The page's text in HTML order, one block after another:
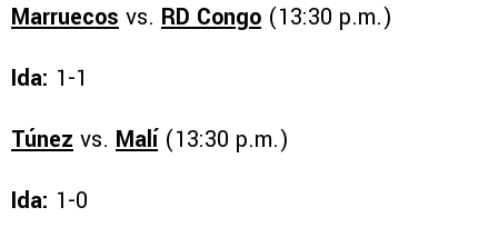
Marruecos vs. RD Congo (13:30 p.m.)
Ida: 1-1
Túnez vs. Malí(13:30 p.m.)
Ida: 1-0